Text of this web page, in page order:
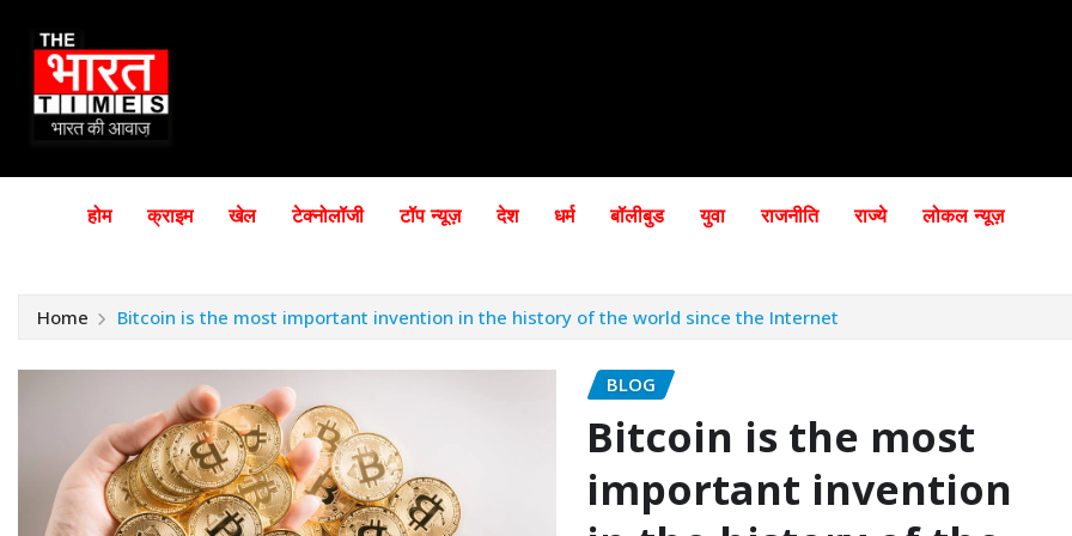
होम क्राइम खेल टेक्नोलॉजी टॉप न्यूज़ देश धर्म बॉलीबुड युवा राजनीति राज्ये लोकल न्यूज़
Home Bitcoin is the most important invention in the history of the world since the Internet
BLOG
Bitcoin is the most
important invention